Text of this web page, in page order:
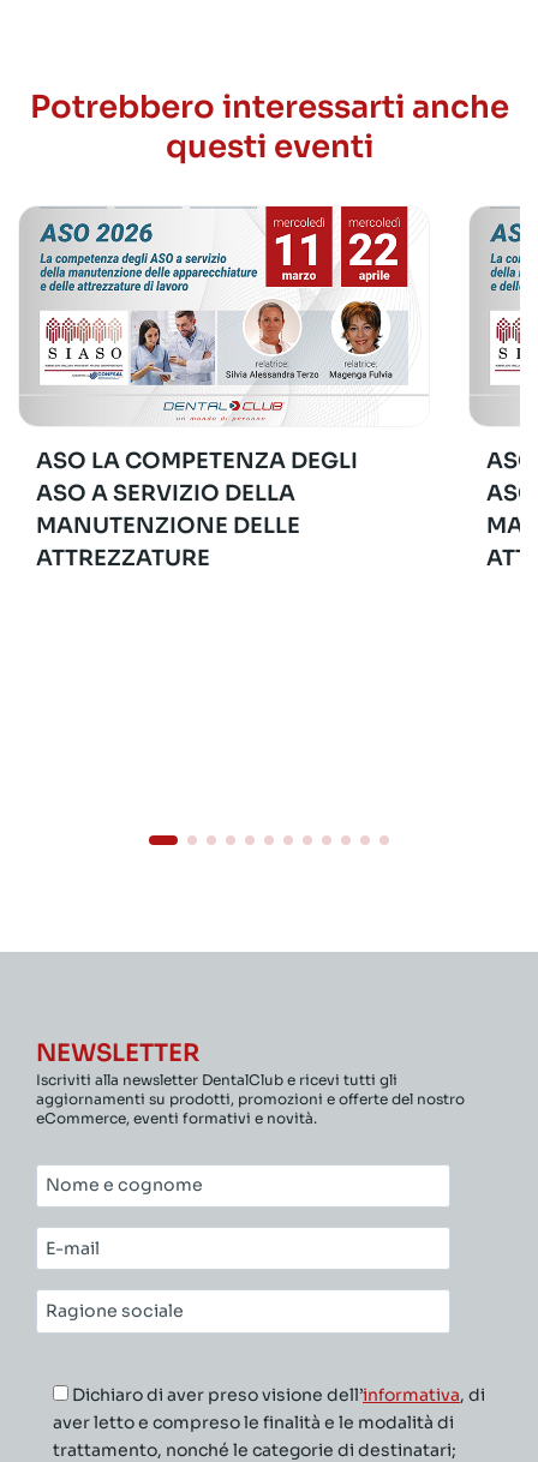
Potrebbero interessarti anche
questi eventi
ASO LA COMPETENZA DEGLI
ASO A SERVIZIO DELLA
MANUTENZIONE DELLE
ATTREZZATURE
NEWSLETTER
Iscriviti alla newsletter DentalClub e ricevi tutti gli
aggiornamenti su prodotti, promozioni e offerte del nostro
eCommerce, eventi formativi e novità.
Nome
e
cognome*
E-
mail*
Ragione
sociale*
Dichiaro di aver preso visione dell’informativa, di
aver letto e compreso le finalità e le modalità di
trattamento, nonché le categorie di destinatari;